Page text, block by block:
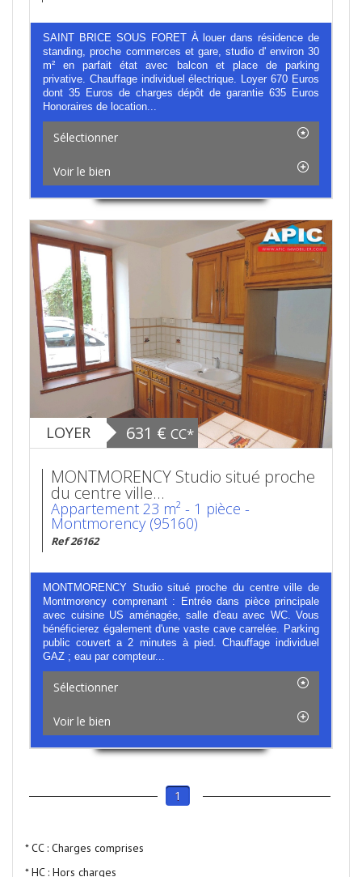
SAINT BRICE SOUS FORET À louer dans résidence de
standing, proche commerces et gare, studio d' environ 30
m² en parfait état avec balcon et place de parking
privative. Chauffage individuel électrique. Loyer 670 Euros
dont 35 Euros de charges dépôt de garantie 635 Euros
Honoraires de location...
Sélectionner
Voir le bien
LOYER 631 € CC*
MONTMORENCY Studio situé proche
du centre ville...
Appartement 23 m² - 1 pièce -
Montmorency (95160)
Ref 26162
MONTMORENCY Studio situé proche du centre ville de
Montmorency comprenant : Entrée dans pièce principale
avec cuisine US aménagée, salle d'eau avec WC. Vous
bénéficierez également d'une vaste cave carrelée. Parking
public couvert a 2 minutes à pied. Chauffage individuel
GAZ ; eau par compteur...
Sélectionner
Voir le bien
1
* CC : Charges comprises
* HC : Hors charges